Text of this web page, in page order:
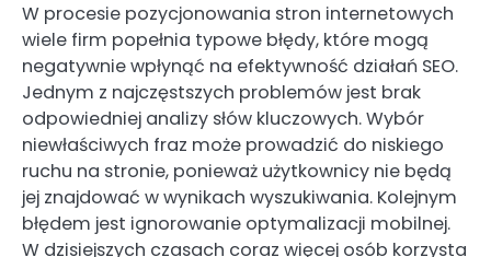
W procesie pozycjonowania stron internetowych
wiele firm popełnia typowe błędy, które mogą
negatywnie wpłynąć na efektywność działań SEO.
Jednym z najczęstszych problemów jest brak
odpowiedniej analizy słów kluczowych. Wybór
niewłaściwych fraz może prowadzić do niskiego
ruchu na stronie, ponieważ użytkownicy nie będą
jej znajdować w wynikach wyszukiwania. Kolejnym
błędem jest ignorowanie optymalizacji mobilnej.
W dzisiejszych czasach coraz więcej osób korzysta